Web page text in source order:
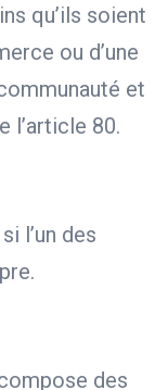
qu’ils soient
ou d’une
et
l’article 80.
l’un des
des